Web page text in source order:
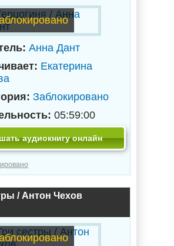
Анна Дант
Екатерина
Заблокировано
05:59:00
аудиокнигу онлайн
/ Антон Чехов